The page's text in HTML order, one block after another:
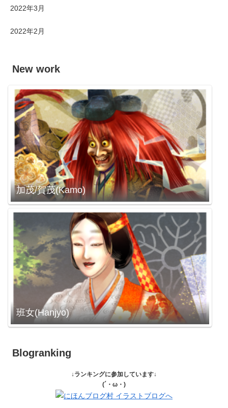
2022年3月
2022年2月
New work
加茂/賀茂(Kamo)
班女(Hanjyo)
Blogranking
↓ランキングに参加しています↓
(´・ω・)